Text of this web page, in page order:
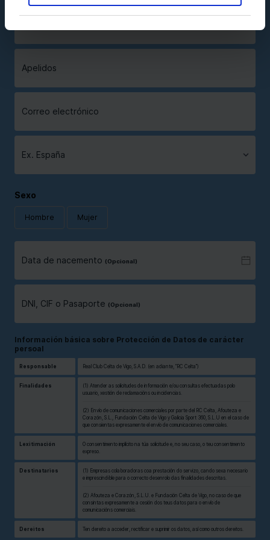
Apelidos
Correo electrónico
Ex. España
Sexo
Hombre Mujer
Data de nacemento
DNI, CIF o Pasaporte
Información básica sobre Protección de Datos de carácter
persoal
Responsable Real Club Celta de Vigo, S.A.D. (en adiante, “RC Celta”)
Finalidades
(1) Atender as solicitudes de información e/ou consultas efectuadas polo
usuario, xestión de reclamacións ou incidencias.
(2) Envío de comunicaciones comerciales por parte del RC Celta, Afouteza e
Corazón, S.L., Fundación Celta de Vigo y Galicia Sport 360, S.L.U en el caso de
que consientas expresamente el envío de comunicaciones comerciales.
Lexitimación
O consentimento implícito na túa solicitude e, no seu caso, o teu consentimento
expreso.
Destinatarios
(1) Empresas colaboradoras coa prestación do servizo, cando sexa necesario
e imprescindible para o correcto desenrolo das finalidades descritas.
(2) Afouteza e Corazón, S.L.U. e Fundación Celta de Vigo, no caso de que
consintas expresamente a cesión dos teus datos para o envío de
comunicacións comerciais.
Dereitos Ten dereito a acceder, rectificar e suprimir os datos, así como outros dereitos.